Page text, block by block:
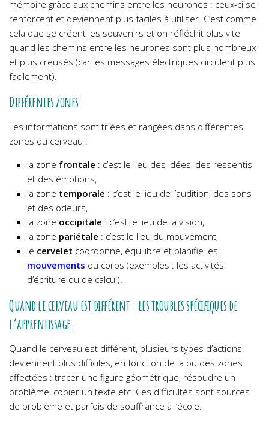
mémoire grâce aux chemins entre les neurones : ceux-ci se
renforcent et deviennent plus faciles à utiliser. C’est comme
cela que se créent les souvenirs et on réfléchit plus vite
quand les chemins entre les neurones sont plus nombreux
et plus creusés (car les messages électriques circulent plus
facilement).
Différentes zones
Les informations sont triées et rangées dans différentes
zones du cerveau :
la zone frontale : c’est le lieu des idées, des ressentis
et des émotions,
la zone temporale : c’est le lieu de l’audition, des sons
et des odeurs,
la zone occipitale : c’est le lieu de la vision,
la zone pariétale : c’est le lieu du mouvement,
le cervelet coordonne, équilibre et planifie les
mouvements du corps (exemples : les activités
d’écriture ou de calcul).
Quand le cerveau est différent : les troubles spécifiques de
l’apprentissage.
Quand le cerveau est différent, plusieurs types d’actions
deviennent plus difficiles, en fonction de la ou des zones
affectées : tracer une figure géométrique, résoudre un
problème, copier un texte etc. Ces difficultés sont sources
de problème et parfois de souffrance à l’école.